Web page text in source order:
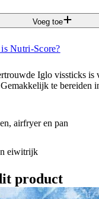
Voeg toe
Nutri-Score?
Iglo vissticks is
te bereiden
airfryer en pan
eiwitrijk
product